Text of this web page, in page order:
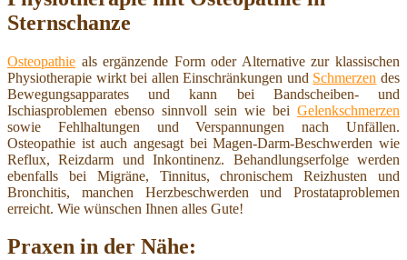
Sternschanze
Osteopathie als ergänzende Form oder Alternative zur klassischen
Physiotherapie wirkt bei allen Einschränkungen und Schmerzen des
Bewegungsapparates und kann bei Bandscheiben- und
Ischiasproblemen ebenso sinnvoll sein wie bei Gelenkschmerzen
sowie Fehlhaltungen und Verspannungen nach Unfällen.
Osteopathie ist auch angesagt bei Magen-Darm-Beschwerden wie
Reflux, Reizdarm und Inkontinenz. Behandlungserfolge werden
ebenfalls bei Migräne, Tinnitus, chronischem Reizhusten und
Bronchitis, manchen Herzbeschwerden und Prostataproblemen
erreicht. Wie wünschen Ihnen alles Gute!
Praxen in der Nähe: